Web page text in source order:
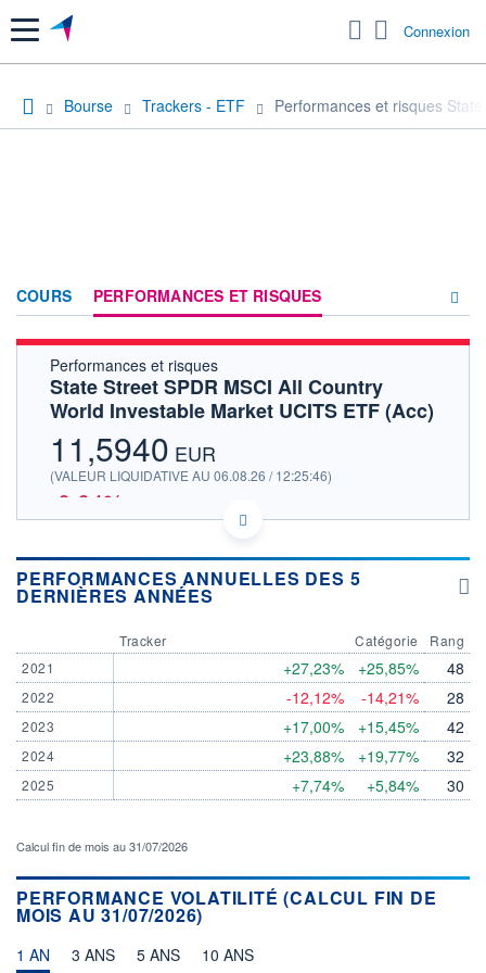
Menu Connexion
Bourse Trackers - ETF Performances et risques
COURS PERFORMANCES ET RISQUES
ACTUALITÉS
HISTORIQUE
Performances et risques
State Street SPDR MSCI All Country
World Investable Market UCITS ETF (Acc)
11,5940 EUR
(VALEUR LIQUIDATIVE AU 06.08.26 / 12:25:46)
-0,04%
Limited
EURONEXT PARIS DONNÉES TEMPS RÉEL
SOUS-JACENT MSCI ALL COUNTRY WOR
11,4
INDICE DE RÉFÉRENCE
Cap. Mixte
OUVERTURE
+ HAUT
PERFORMANCES ANNUELLES DES 5
DERNIÈRES ANNÉES
2021
2022
2023
2024
2025
Tracker
+27,23%
-12,12%
+17,00%
+23,88%
+7,74%
Catégorie
+25,85%
-14,21%
+15,45%
+19,77%
+5,84%
Rang
48
28
42
32
30
Calcul fin de mois au 31/07/2026
PERFORMANCE VOLATILITÉ (CALCUL FIN DE
MOIS AU 31/07/2026)
1 AN 3 ANS 5 ANS 10 ANS